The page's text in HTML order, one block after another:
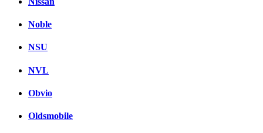
Noble
NSU
NVL
Obvio
Oldsmobile